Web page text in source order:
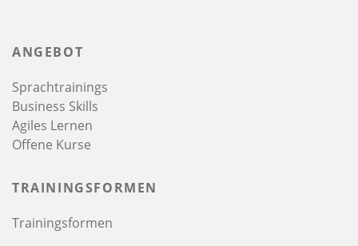
ANGEBOT
Sprachtrainings
Business Skills
Agiles Lernen
Offene Kurse
TRAININGSFORMEN
Trainingsformen